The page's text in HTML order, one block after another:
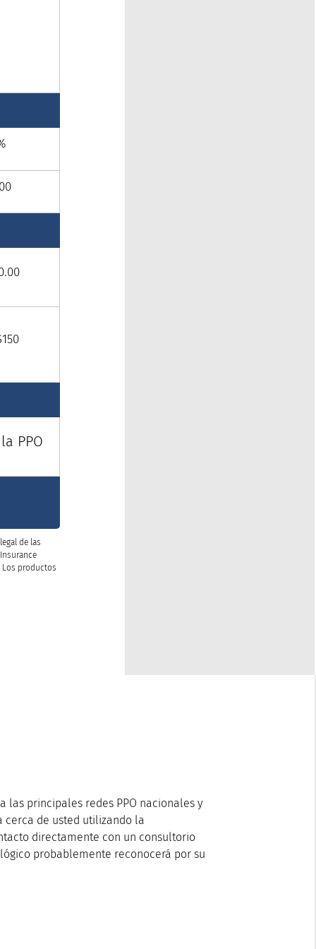
PPO
de las
Los productos
las principales redes PPO nacionales y
cerca de usted utilizando la
directamente con un consultorio
probablemente reconocerá por su